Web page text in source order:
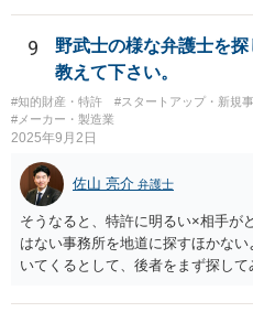
とを条件に割り引くサービスを提
高評価と指示していなくても、全
ーをさせるということになれば、
事業者が関与していると評価され
断される余地は残るといえるでしょ
く、自主的なレビューでなければス
www.caa.go.jp/policies/policy/
ets/
照
9
野武士の様な弁護士を
教えて下さい。
#知的財産・特許 #スタートアップ・新規
#メーカー・製造業
2025年9月2日
佐山 亮介 弁護士
そうなると、特許に明るい×相手が
はない事務所を地道に探すほかな
いてくるとして、後者をまず探し